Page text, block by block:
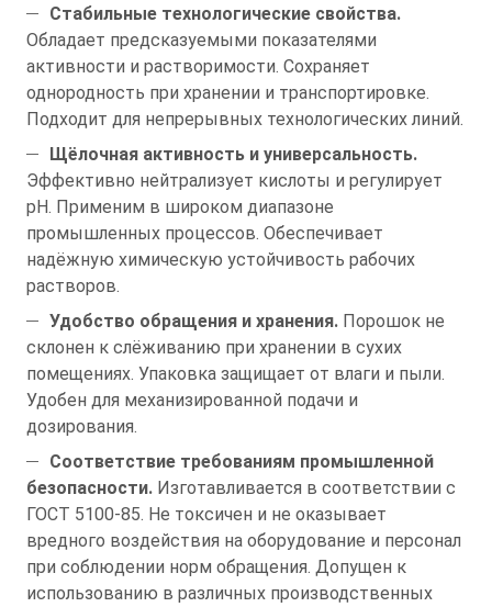
Стабильные технологические свойства.
Обладает предсказуемыми показателями
активности и растворимости. Сохраняет
однородность при хранении и транспортировке.
Подходит для непрерывных технологических линий.
Щёлочная активность и универсальность.
Эффективно нейтрализует кислоты и регулирует
pH. Применим в широком диапазоне
промышленных процессов. Обеспечивает
надёжную химическую устойчивость рабочих
растворов.
Удобство обращения и хранения. Порошок не
склонен к слёживанию при хранении в сухих
помещениях. Упаковка защищает от влаги и пыли.
Удобен для механизированной подачи и
дозирования.
Соответствие требованиям промышленной
безопасности. Изготавливается в соответствии с
ГОСТ 5100-85. Не токсичен и не оказывает
вредного воздействия на оборудование и персонал
при соблюдении норм обращения. Допущен к
использованию в различных производственных